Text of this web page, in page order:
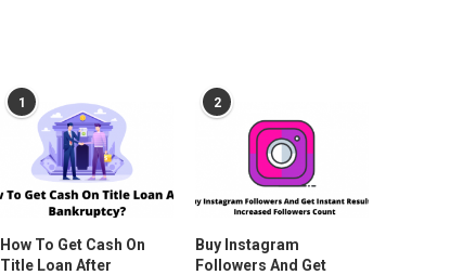
1
How To Get Cash On
Title Loan After
2
Buy Instagram
Followers And Get